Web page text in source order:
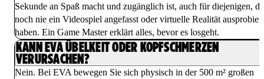
Sekunde an Spaß macht und zugänglich ist, auch für diejenigen,
noch nie ein Videospiel angefasst oder virtuelle Realität ausprobiert
haben. Ein Game Master erklärt alles, bevor es losgeht.
KANN EVA ÜBELKEIT ODER KOPFSCHMERZEN
VERURSACHEN?
Nein. Bei EVA bewegen Sie sich physisch in der 500 m² großen